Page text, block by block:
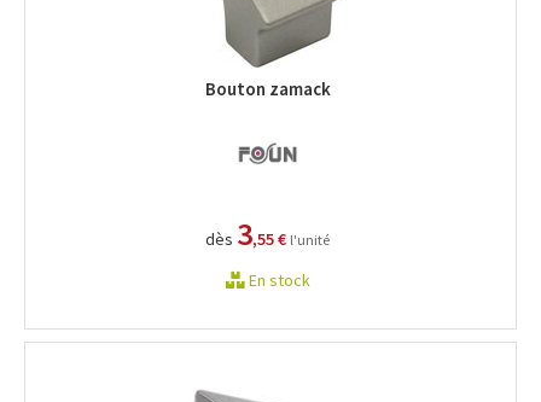
Bouton zamack
dès 3,55 € l'unité
En stock